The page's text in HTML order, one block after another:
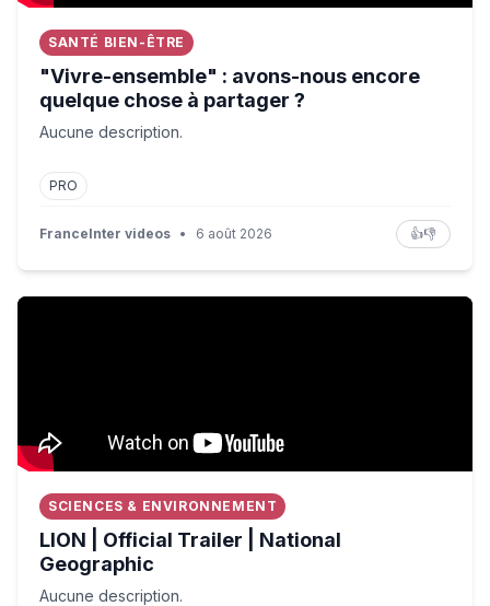
SANTÉ BIEN-ÊTRE
"Vivre-ensemble" : avons-nous encore
quelque chose à partager ?
Aucune description.
PRO
FranceInter videos • 6 août 2026 👍👎
LION | Official Trailer | National Geographic
SCIENCES & ENVIRONNEMENT
LION | Official Trailer | National
Geographic
Aucune description.